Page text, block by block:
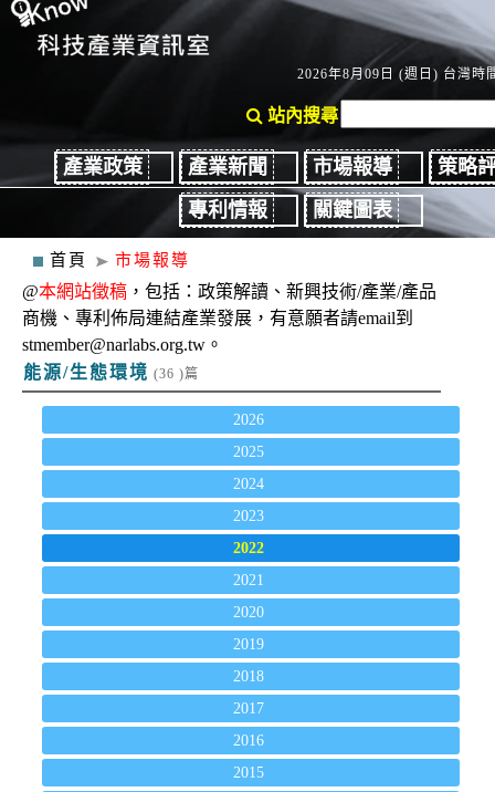
2026年8月09日 (週日) 台灣時
站內搜尋
產業政策 產業新聞 市場報導
策略
專利情報
關鍵圖表
首頁 市場報導
@本網站徵稿 ，包括：政策解讀、新興技術/產業/產品
商機、專利佈局連結產業發展，有意願者請email到
stmember@narlabs.org.tw。
能源/生態環境 (36 )篇
2026
2025
2024
2023
2022
2021
2020
2019
2018
2017
2016
2015